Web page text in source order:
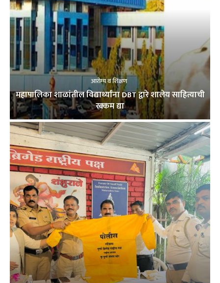
आरोग्य व शिक्षण
महापालिका शाळांतील विद्यार्थ्यांना DBT द्वारे शालेय साहित्याची
रक्कम द्या